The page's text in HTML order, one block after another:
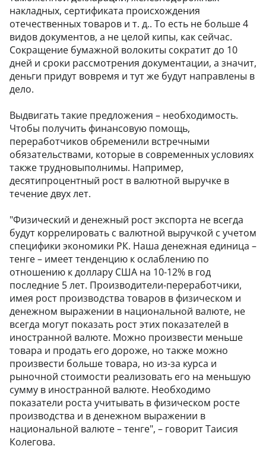
накладных, сертификата происхождения
отечественных товаров и т. д.. То есть не больше 4
видов документов, а не целой кипы, как сейчас.
Сокращение бумажной волокиты сократит до 10
дней и сроки рассмотрения документации, а значит,
деньги придут вовремя и тут же будут направлены в
дело.
Выдвигать такие предложения – необходимость.
Чтобы получить финансовую помощь,
переработчиков обременили встречными
обязательствами, которые в современных условиях
также трудновыполнимы. Например,
десятипроцентный рост в валютной выручке в
течение двух лет.
"Физический и денежный рост экспорта не всегда
будут коррелировать с валютной выручкой с учетом
специфики экономики РК. Наша денежная единица –
тенге – имеет тенденцию к ослаблению по
отношению к доллару США на 10-12% в год
последние 5 лет. Производители-переработчики,
имея рост производства товаров в физическом и
денежном выражении в национальной валюте, не
всегда могут показать рост этих показателей в
иностранной валюте. Можно произвести меньше
товара и продать его дороже, но также можно
произвести больше товара, но из-за курса и
рыночной стоимости реализовать его на меньшую
сумму в иностранной валюте. Необходимо
показатели роста учитывать в физическом росте
производства и в денежном выражении в
национальной валюте – тенге", – говорит Таисия
Колегова.